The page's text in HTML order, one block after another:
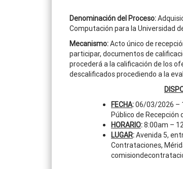
Denominación del Proceso:
Computación para la Universidad
Mecanismo:Acto único de
participar, documentos de
procederá a la calificación de los
descalificados procediendo a la
FECHA:06/03/2026 –
Público de Recepción
HORARIO:8:00am –
LUGAR:Avenida 5,
Contrataciones,